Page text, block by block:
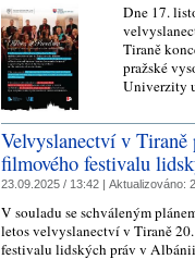
Dne 17.
Tiraně
pražské
Univerzity
Velvyslanectví v
filmového festivalu
23.09.2025 / 13:42 | Aktualizováno:
V souladu se schváleným
letos velvyslanectví v Tiraně
festivalu lidských práv v